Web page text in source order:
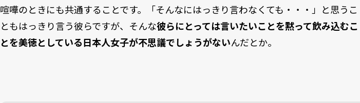
喧嘩のときにも共通することです。「そんなにはっきり言わなくても・・・」と思うこ
ともはっきり言う彼らですが、そんな彼らにとっては言いたいことを黙って飲み込むこ
とを美徳としている日本人女子が不思議でしょうがないんだとか。